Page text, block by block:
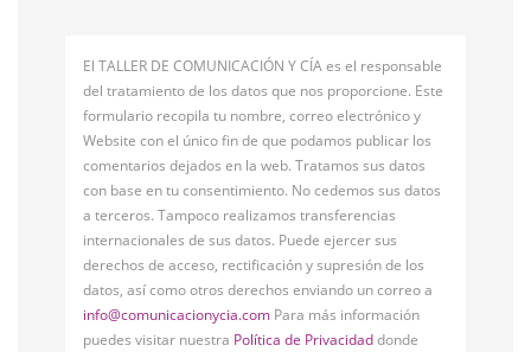
El TALLER DE COMUNICACIÓN Y CÍA es el responsable
del tratamiento de los datos que nos proporcione. Este
formulario recopila tu nombre, correo electrónico y
Website con el único fin de que podamos publicar los
comentarios dejados en la web. Tratamos sus datos
con base en tu consentimiento. No cedemos sus datos
a terceros. Tampoco realizamos transferencias
internacionales de sus datos. Puede ejercer sus
derechos de acceso, rectificación y supresión de los
datos, así como otros derechos enviando un correo a
info@comunicacionycia.com Para más información
puedes visitar nuestra Política de Privacidaddonde